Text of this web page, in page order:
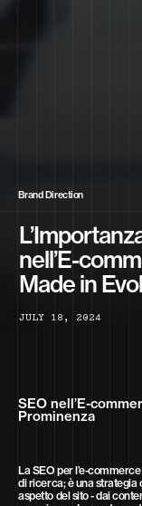
Brand Direction
nell’E-
Made in
J U LY 1 8 , 2 0 24
SEO nell’E-
Prominenza
La SEO per l’e-
di ricerca; è una strategia
aspetto del sito - dai